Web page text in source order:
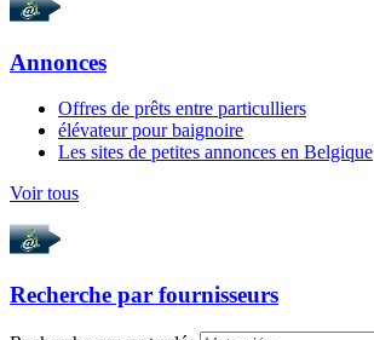
Annonces
Offres de prêts entre particulliers
élévateur pour baignoire
Les sites de petites annonces en Belgique
Voir tous
Recherche par fournisseurs